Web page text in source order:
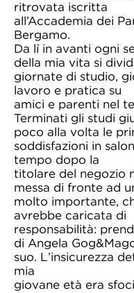
ritrovata iscritta
all’Accademia dei
Bergamo.
Da lì in avanti ogni
della mia vita si
giornate di studio,
lavoro e pratica su
amici e parenti nel
Terminati gli studi
poco alla volta le
soddisfazioni in
tempo dopo la
titolare del negozio
messa di fronte ad
molto importante,
avrebbe caricata di
responsabilità:
di Angela
suo. L’insicurezza
mia
giovane età era